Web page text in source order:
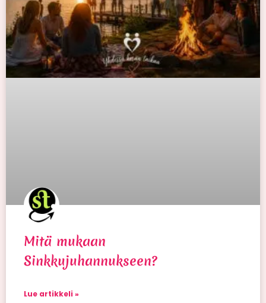
Mitä mukaan
Sinkkujuhannukseen?
Lue artikkeli »